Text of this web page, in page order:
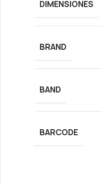
DIMENSIONES
BRAND
BAND
BARCODE